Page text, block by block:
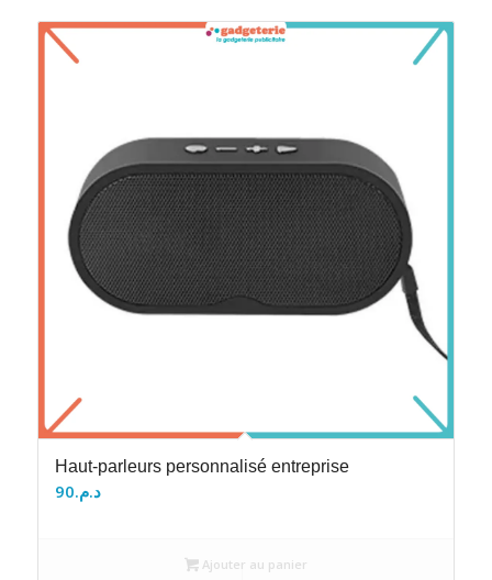
Haut-parleurs personnalisé entreprise
د.م.90
Ajouter au panier